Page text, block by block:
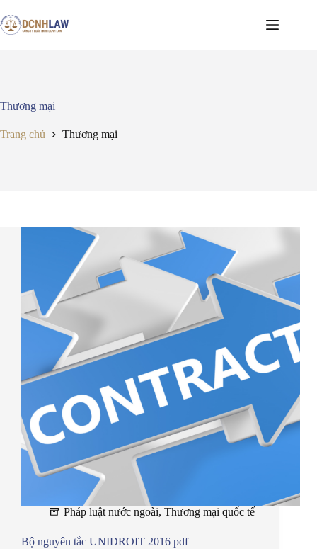
đến
phần
Thương mại
Trang chủ Thương mại
Pháp luật nước ngoài, Thương mại quốc tế
Bộ nguyên tắc UNIDROIT 2016 pdf